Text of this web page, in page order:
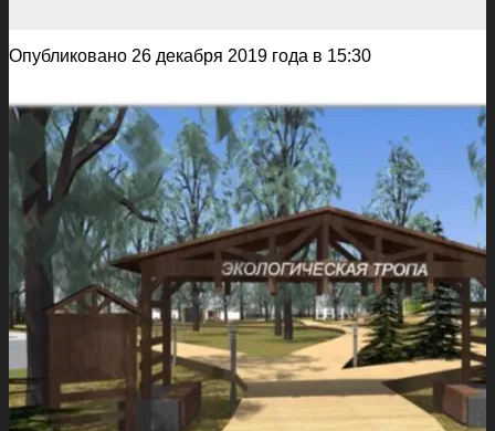
Опубликовано 26 декабря 2019 года в 15:30